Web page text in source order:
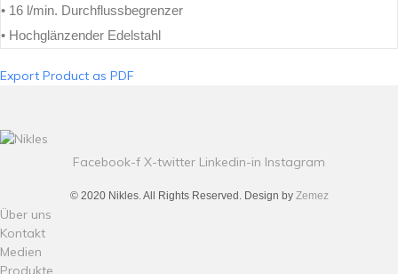
• 16 l/min. Durchflussbegrenzer
• Hochglänzender Edelstahl
Export Product as PDF
Facebook-f X-twitter Linkedin-in Instagram
© 2020 Nikles. All Rights Reserved. Design by Zemez
Über uns
Kontakt
Medien
Produkte